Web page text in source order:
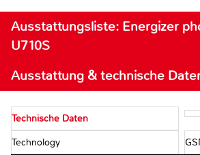
Ausstattungsliste: Energizer
U710S
Ausstattung & technische
Technische Daten
Technology